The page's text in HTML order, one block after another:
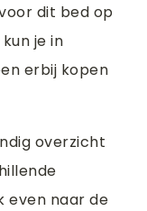
dit bed op
je in
erbij kopen
overzicht
even naar de